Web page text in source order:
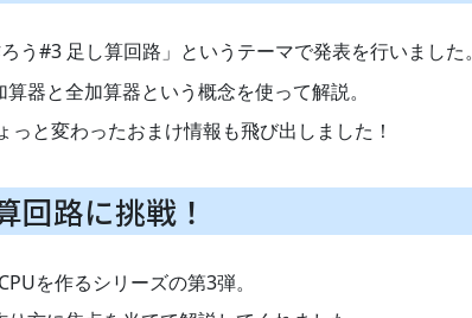
う#3 足し算回路」というテーマで発表を行いました。
器と全加算器という概念を使って解説。
っと変わったおまけ情報も飛び出しました！
回路に挑戦！
を作るシリーズの第3弾。